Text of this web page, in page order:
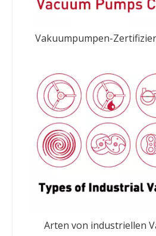
Vakuumpumpen-
Arten von industriellen